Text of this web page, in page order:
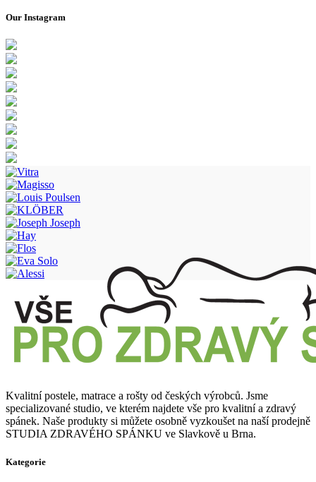
Our Instagram
Kvalitní postele, matrace a rošty od českých výrobců. Jsme
specializované studio, ve kterém najdete vše pro kvalitní a zdravý
spánek. Naše produkty si můžete osobně vyzkoušet na naší prodejně
STUDIA ZDRAVÉHO SPÁNKU ve Slavkově u Brna.
Kategorie